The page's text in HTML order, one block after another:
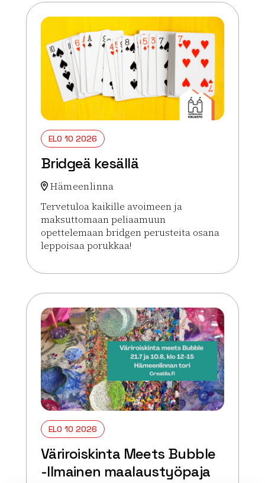
ELO 10 2026
Bridgeä kesällä
Hämeenlinna
Tervetuloa kaikille avoimeen ja
maksuttomaan peliaamuun
opettelemaan bridgen perusteita osana
leppoisaa porukkaa!
ELO 10 2026
Väriroiskinta Meets Bubble
-Ilmainen maalaustyöpaja